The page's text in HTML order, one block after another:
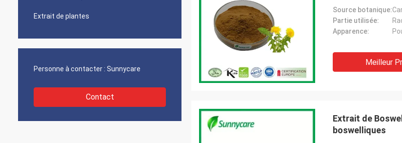
Extrait de plantes
Personne à contacter : Sunnycare
Contact
Source botanique:
Partie utilisée:
Apparence:
Meilleur
Extrait de
boswelliques